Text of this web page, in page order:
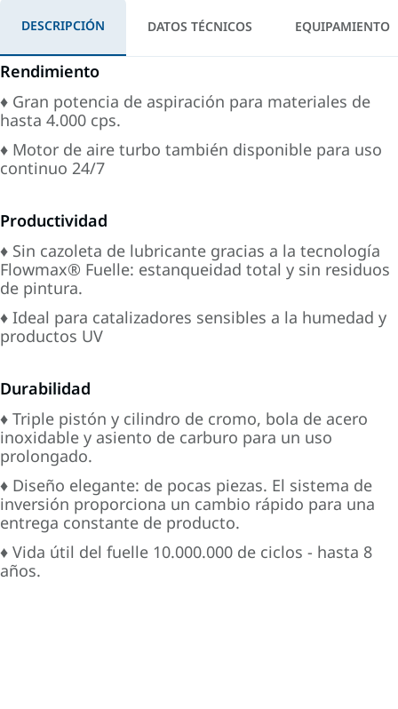
DESCRIPCIÓN DATOS TÉCNICOS EQUIPAMIENTO
Rendimiento
♦ Gran potencia de aspiración para materiales de
hasta 4.000 cps.
♦ Motor de aire turbo también disponible para uso
continuo 24/7
Productividad
♦ Sin cazoleta de lubricante gracias a la tecnología
Flowmax® Fuelle: estanqueidad total y sin residuos
de pintura.
♦ Ideal para catalizadores sensibles a la humedad y
productos UV
Durabilidad
♦ Triple pistón y cilindro de cromo, bola de acero
inoxidable y asiento de carburo para un uso
prolongado.
♦ Diseño elegante: de pocas piezas. El sistema de
inversión proporciona un cambio rápido para una
entrega constante de producto.
♦ Vida útil del fuelle 10.000.000 de ciclos - hasta 8
años.